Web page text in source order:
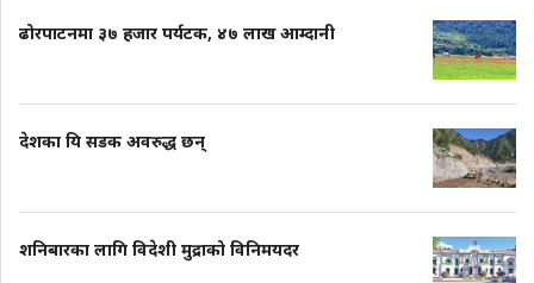
ढोरपाटनमा ३७ हजार पर्यटक, ४७ लाख आम्दानी
देशका यि सडक अवरुद्ध छन्
शनिबारका लागि विदेशी मुद्राको विनिमयदर